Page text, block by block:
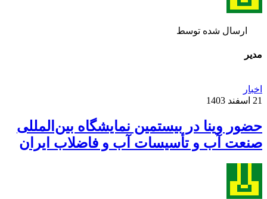
ارسال شده توسط
مدیر
اخبار
21 اسفند 1403
حضور وینا در بیستمین نمایشگاه بین‌المللی
صنعت آب و تأسیسات آب و فاضلاب ایران